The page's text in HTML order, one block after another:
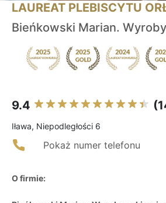
LAUREAT PLEBISCYTU
Bieńkowski Marian.
9.4
Iława, Niepodległości 6
Pokaż numer telefonu
O firmie: